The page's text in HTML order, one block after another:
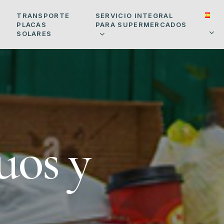
TRANSPORTE
PLACAS
SOLARES
SERVICIO INTEGRAL
PARA SUPERMERCADOS
osy